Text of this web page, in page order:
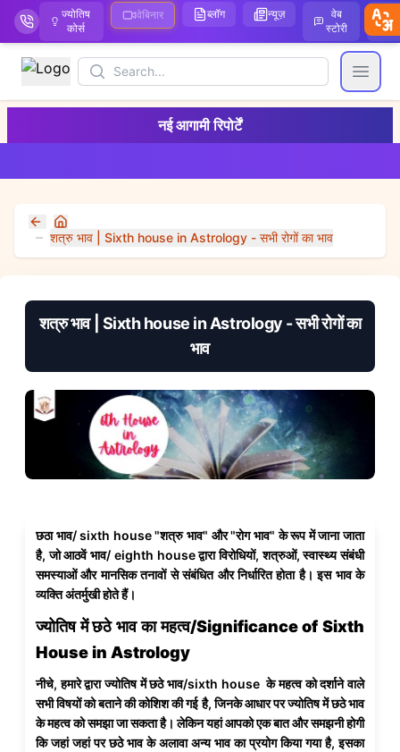
ज्योतिष
कोर्स
वेबिनार ब्लॉग न्यूज़
वेब
स्टोरी
Search
Open
नई आगामी रिपोर्टें
Home
शत्रु भाव | Sixth house in Astrology - सभी रोगों का भाव
शत्रु भाव | Sixth house in Astrology - सभी रोगों का
भाव
छठा भाव/ sixth house "शत्रु भाव" और "रोग भाव" के रूप में जाना जाता
है‌, जो आठवें भाव/ eighth house द्वारा विरोधियों, शत्रुओं, स्वास्थ्य संबंधी
समस्याओं और मानसिक तनावों से संबंधित और निर्धारित होता है। इस भाव के
व्यक्ति अंतर्मुखी होते हैं।
ज्योतिष में छठे भाव का महत्व/Significance of Sixth
House in Astrology
नीचे, हमारे द्वारा ज्योतिष में छठे भाव/sixth house के महत्व को दर्शाने वाले
सभी विषयों को बताने की कोशिश की गई है, जिनके आधार पर ज्योतिष में छठे भाव
के महत्व को समझा जा सकता है। लेकिन यहां आपको एक बात और समझनी होगी
कि जहां जहां पर छठे भाव के अलावा अन्य भाव का प्रयोग किया गया है, इसका